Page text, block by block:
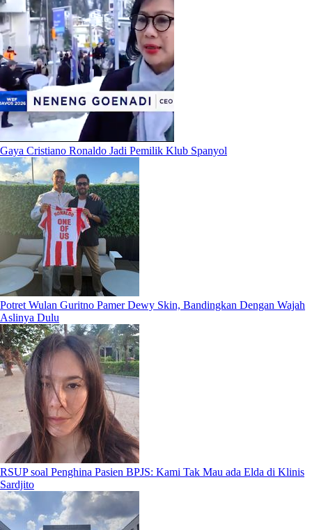
Gaya Cristiano Ronaldo Jadi Pemilik Klub Spanyol
Potret Wulan Guritno Pamer Dewy Skin, Bandingkan Dengan Wajah
Aslinya Dulu
RSUP soal Penghina Pasien BPJS: Kami Tak Mau ada Elda di Klinis
Sardjito